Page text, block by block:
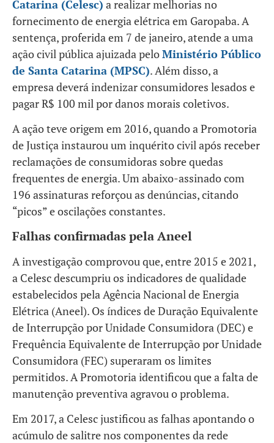
Catarina (Celesc) a realizar melhorias no
fornecimento de energia elétrica em Garopaba. A
sentença, proferida em 7 de janeiro, atende a uma
ação civil pública ajuizada peloMinistério Público
de Santa Catarina (MPSC). Além disso, a
empresa deverá indenizar consumidores lesados e
pagar R$ 100 mil por danos morais coletivos.
A ação teve origem em 2016, quando a Promotoria
de Justiça instaurou um inquérito civil após receber
reclamações de consumidoras sobre quedas
frequentes de energia. Um abaixo-assinado com
196 assinaturas reforçou as denúncias, citando
“picos” e oscilações constantes.
Falhas confirmadas pela Aneel
A investigação comprovou que, entre 2015 e 2021,
a Celesc descumpriu os indicadores de qualidade
estabelecidos pela Agência Nacional de Energia
Elétrica (Aneel). Os índices de Duração Equivalente
de Interrupção por Unidade Consumidora (DEC) e
Frequência Equivalente de Interrupção por Unidade
Consumidora (FEC) superaram os limites
permitidos. A Promotoria identificou que a falta de
manutenção preventiva agravou o problema.
Em 2017, a Celesc justificou as falhas apontando o
acúmulo de salitre nos componentes da rede